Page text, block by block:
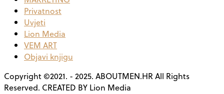
Privatnost
Uvjeti
Lion Media
VEM ART
Objavi knjigu
Copyright ©2021. - 2025. ABOUTMEN.HR All Rights
Reserved. CREATED BY Lion Media